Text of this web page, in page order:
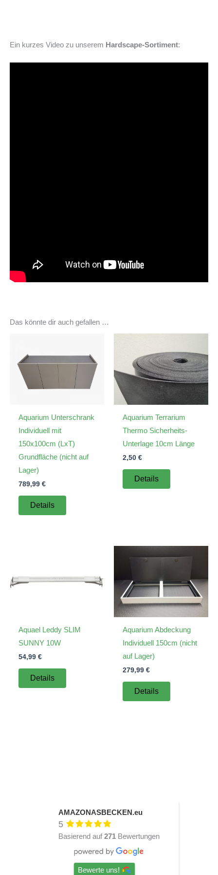
Ein kurzes Video zu unserem Hardscape-Sortiment:
Das könnte dir auch gefallen …
Aquarium Unterschrank
Individuell mit
150x100cm (LxT)
Grundfläche (nicht auf
Lager)
789,99 €
Details
Aquarium Terrarium
Thermo Sicherheits-
Unterlage 10cm Länge
2,50 €
Details
Aquael Leddy SLIM
SUNNY 10W
54,99 €
Details
Aquarium Abdeckung
Individuell 150cm (nicht
auf Lager)
279,99 €
Details
AMAZONASBECKEN.eu
5
Basierend auf 271 Bewertungen
Bewerte uns!